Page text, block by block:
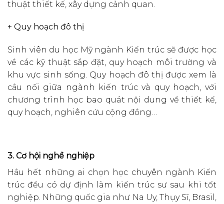
thuật thiết kế, xây dựng cảnh quan.
+ Quy hoạch đô thị
Sinh viên du học Mỹ ngành Kiến trúc sẽ được học
về các kỹ thuật sắp đặt, quy hoạch môi trường và
khu vực sinh sống. Quy hoạch đô thị được xem là
cầu nối giữa ngành kiến trúc và quy hoạch, với
chương trình học bao quát nội dung về thiết kế,
quy hoạch, nghiên cứu cộng đồng…
3. Cơ hội nghề nghiệp
Hầu hết những ai chọn học chuyên ngành Kiến
trúc đều có dự định làm kiến trúc sư sau khi tốt
nghiệp. Những quốc gia như Na Uy, Thụy Sĩ, Brasil,